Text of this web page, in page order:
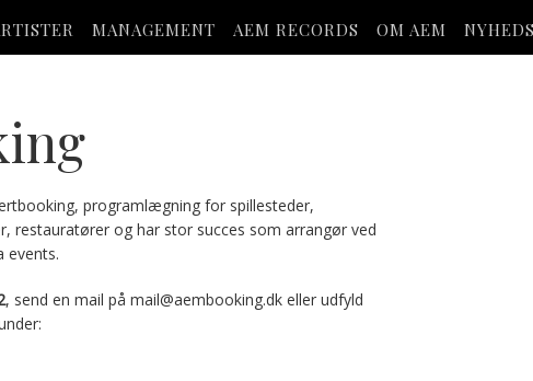
MANAGEMENT AEM RECORDS OM AEM
programlægning for spillesteder,
restauratører og har stor succes som arrangør ved
events.
, send en mail på mail@aembooking.dk eller udfyld